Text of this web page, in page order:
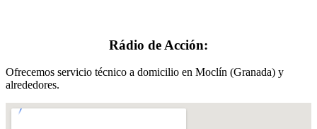
Rádio de Acción:
Ofrecemos servicio técnico a domicilio en Moclín (Granada) y
alrededores.